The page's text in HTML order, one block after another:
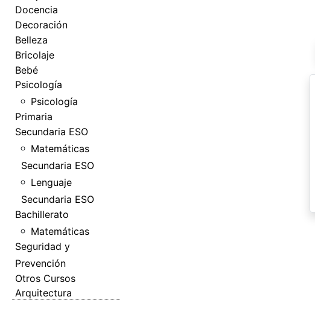
Docencia
Decoración
Belleza
Bricolaje
Bebé
Psicología
Psicología
Primaria
Secundaria ESO
Matemáticas
Secundaria ESO
Lenguaje
Secundaria ESO
Bachillerato
Matemáticas
Seguridad y
Prevención
Otros Cursos
Arquitectura